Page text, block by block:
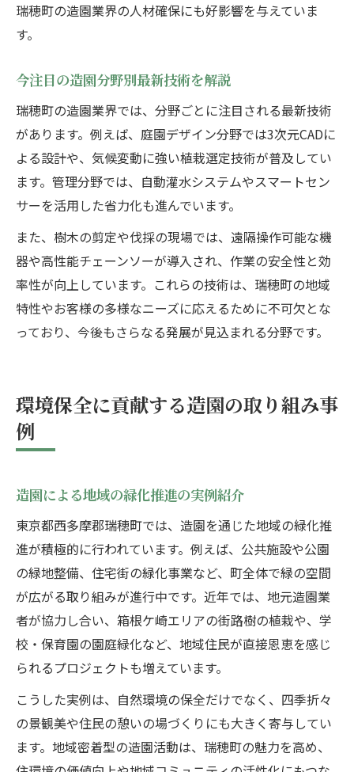
瑞穂町の造園業界の人材確保にも好影響を与えていま
す。
今注目の造園分野別最新技術を解説
瑞穂町の造園業界では、分野ごとに注目される最新技術
があります。例えば、庭園デザイン分野では3次元CADに
よる設計や、気候変動に強い植栽選定技術が普及してい
ます。管理分野では、自動灌水システムやスマートセン
サーを活用した省力化も進んでいます。
また、樹木の剪定や伐採の現場では、遠隔操作可能な機
器や高性能チェーンソーが導入され、作業の安全性と効
率性が向上しています。これらの技術は、瑞穂町の地域
特性やお客様の多様なニーズに応えるために不可欠とな
っており、今後もさらなる発展が見込まれる分野です。
環境保全に貢献する造園の取り組み事
例
造園による地域の緑化推進の実例紹介
東京都西多摩郡瑞穂町では、造園を通じた地域の緑化推
進が積極的に行われています。例えば、公共施設や公園
の緑地整備、住宅街の緑化事業など、町全体で緑の空間
が広がる取り組みが進行中です。近年では、地元造園業
者が協力し合い、箱根ケ崎エリアの街路樹の植栽や、学
校・保育園の園庭緑化など、地域住民が直接恩恵を感じ
られるプロジェクトも増えています。
こうした実例は、自然環境の保全だけでなく、四季折々
の景観美や住民の憩いの場づくりにも大きく寄与してい
ます。地域密着型の造園活動は、瑞穂町の魅力を高め、